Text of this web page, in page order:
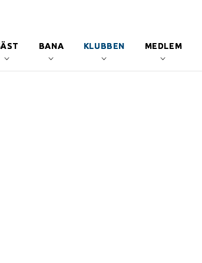
BANA KLUBBEN MEDLEM